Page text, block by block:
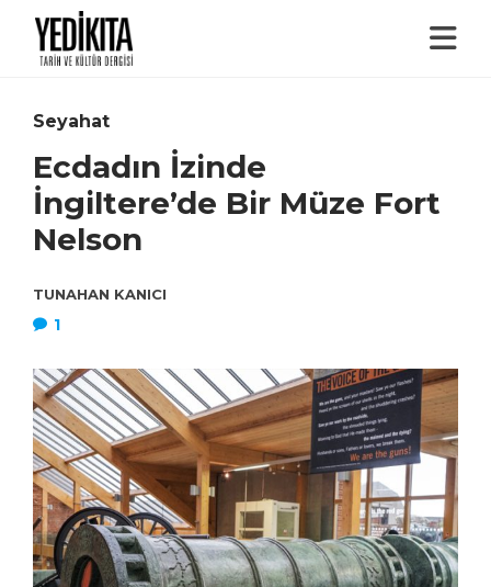
Seyahat
Ecdadın İzinde
İngiltere’de Bir Müze Fort
Nelson
TUNAHAN KANICI
1